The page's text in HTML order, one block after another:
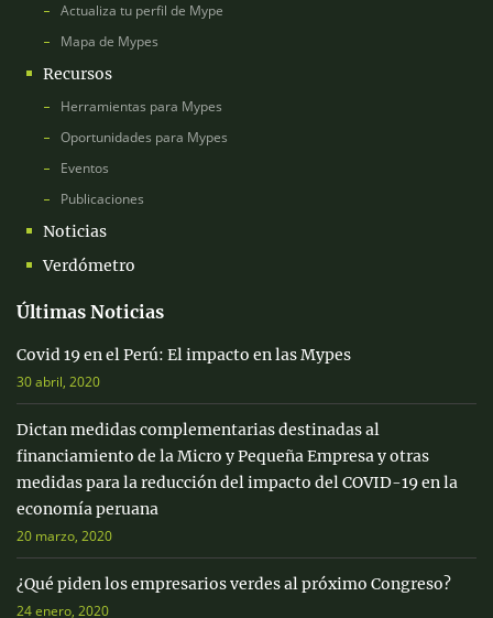
Actualiza tu perfil de Mype
Mapa de Mypes
Recursos
Herramientas para Mypes
Oportunidades para Mypes
Eventos
Publicaciones
Noticias
Verdómetro
Últimas Noticias
Covid 19 en el Perú: El impacto en las Mypes
30 abril, 2020
Dictan medidas complementarias destinadas al
financiamiento de la Micro y Pequeña Empresa y otras
medidas para la reducción del impacto del COVID-19 en la
economía peruana
20 marzo, 2020
¿Qué piden los empresarios verdes al próximo Congreso?
24 enero, 2020